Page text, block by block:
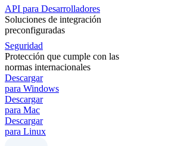
API para Desarrolladores
Soluciones de integración
preconfiguradas
Seguridad
Protección que cumple con las
normas internacionales
Descargar
para Windows
Descargar
para Mac
Descargar
para Linux